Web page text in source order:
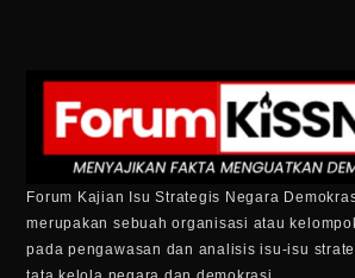
Forum Kajian Isu Strategis Negara
merupakan sebuah organisasi atau
pada pengawasan dan analisis isu-isu